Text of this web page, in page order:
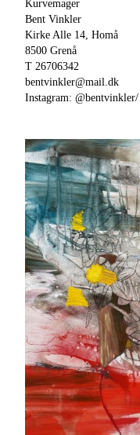
Kurvemager
Bent Vinkler
Kirke Alle 14, Homå
8500 Grenå
T 26706342
bentvinkler@mail.dk
Instagram: @bentvinkler/